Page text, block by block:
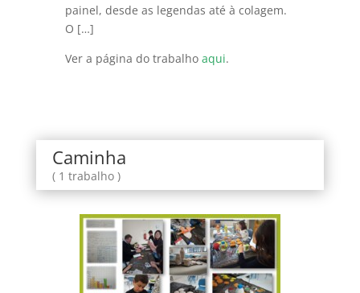
painel, desde as legendas até à colagem.
O […]
Ver a página do trabalho aqui.
Caminha
( 1 trabalho )